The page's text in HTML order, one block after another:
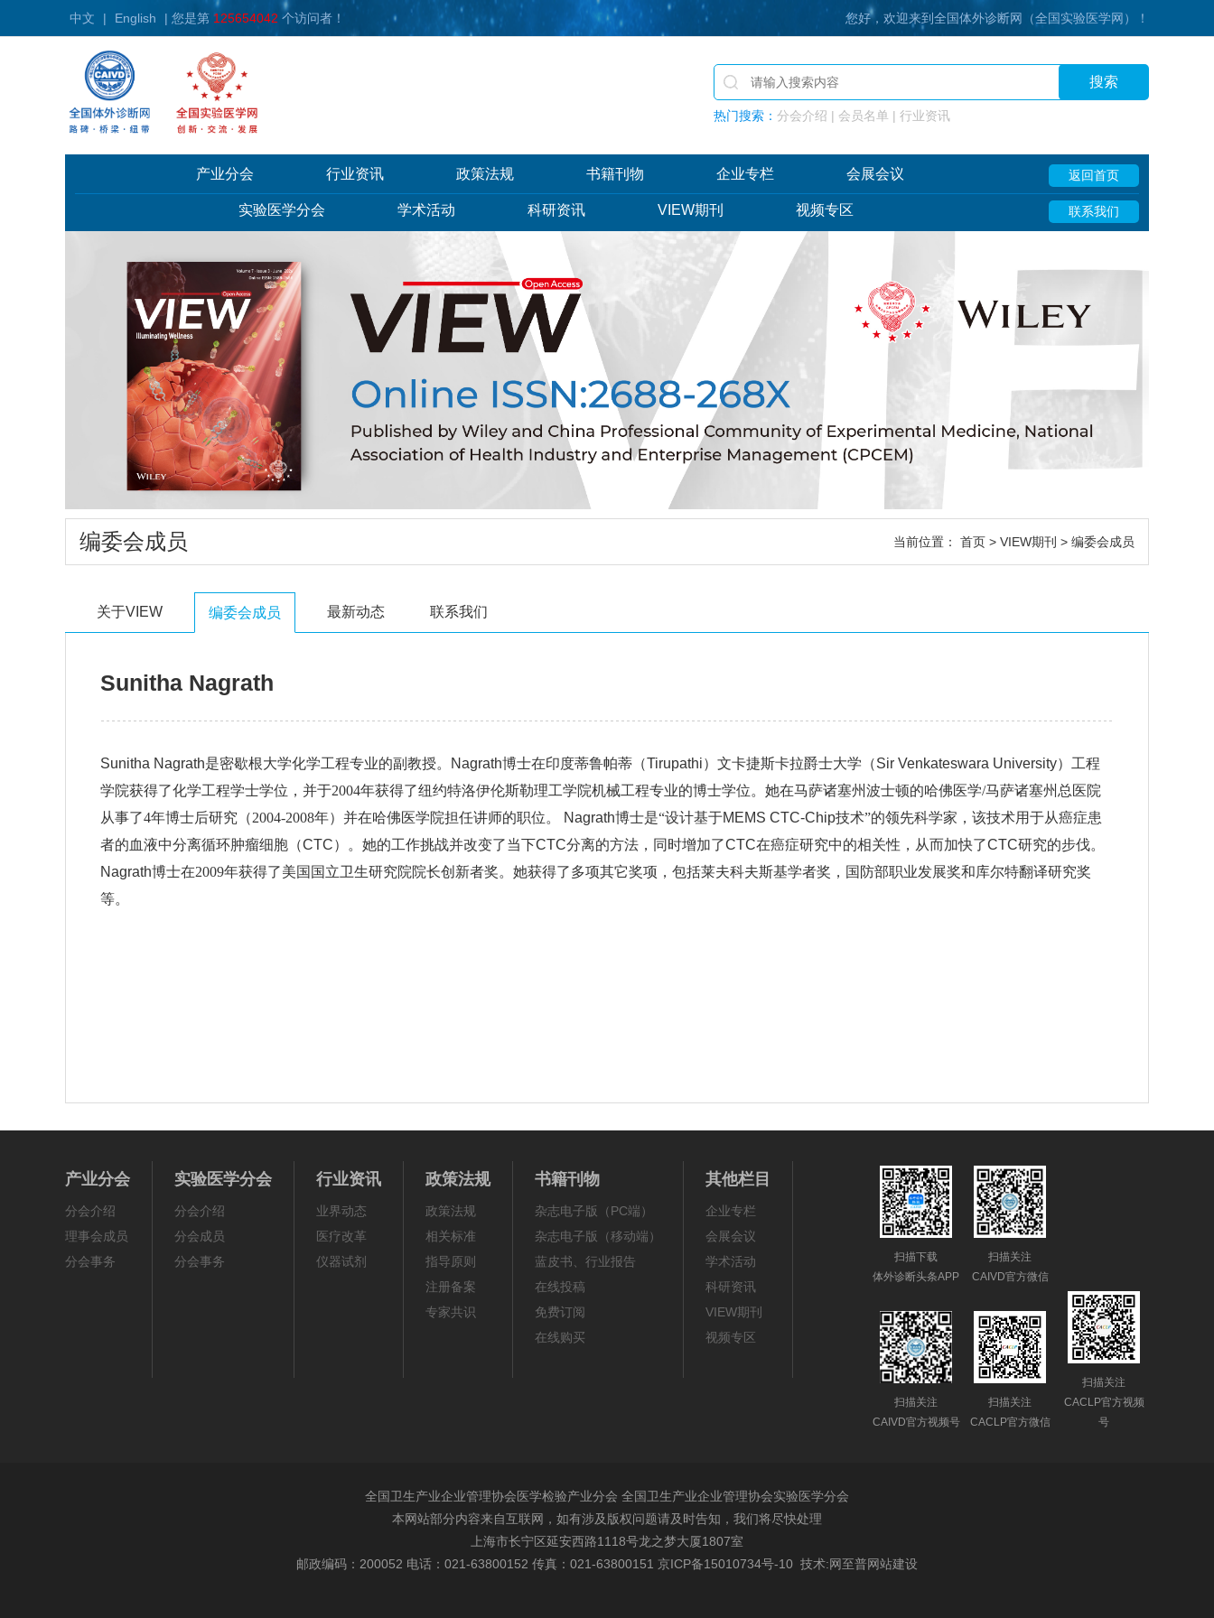
中文 | English | 您是第 125654042 个访问者！ 您好，欢迎来到全国体外诊断网（全国实验医学网）！
搜索
热门搜索： 分会介绍 | 会员名单 | 行业资讯
产业分会 行业资讯 政策法规 书籍刊物 企业专栏 会展会议 返回首页
实验医学分会 学术活动 科研资讯 VIEW期刊 视频专区 联系我们
编委会成员 当前位置： 首页 > VIEW期刊 > 编委会成员
关于VIEW 编委会成员 最新动态 联系我们
Sunitha Nagrath
Sunitha Nagrath是密歇根大学化学工程专业的副教授。 Nagrath博士在印度蒂鲁帕蒂 （Tirupathi） 文卡捷斯卡拉爵士大学 （Sir Venkateswara University） 工程
学院获得了化学工程学士学位，并于2004年获得了纽约特洛伊伦斯勒理工学院机械工程专业的博士学位。她在马萨诸塞州波士顿的哈佛医学/马萨诸塞州总医院
从事了4年博士后研究（2004-2008年）并在哈佛医学院担任讲师的职位。
Nagrath博士是“设计基于MEMS CTC-Chip技术”的领先科学家，该技术用于从癌症患
者的血液中分离循环肿瘤细胞 （CTC） 。她的工作挑战并改变了当下CTC分离的方法，同时增加了CTC在癌症研究中的相关性，从而加快了CTC研究的步伐。
Nagrath博士在2009年获得了美国国立卫生研究院院长创新者奖。她获得了多项其它奖项，包括莱夫科夫斯基学者奖，国防部职业发展奖和库尔特翻译研究奖
等。
产业分会
分会介绍
理事会成员
分会事务
实验医学分会
分会介绍
分会成员
分会事务
行业资讯
业界动态
医疗改革
仪器试剂
政策法规
政策法规
相关标准
指导原则
注册备案
专家共识
书籍刊物
杂志电子版（PC端）
杂志电子版（移动端）
蓝皮书、行业报告
在线投稿
免费订阅
在线购买
其他栏目
企业专栏
会展会议
学术活动
科研资讯
VIEW期刊
视频专区
扫描下载
体外诊断头条APP
扫描关注
CAIVD官方微信
扫描关注
CAIVD官方视频号
扫描关注
CACLP官方微信
扫描关注
CACLP官方视频
号
全国卫生产业企业管理协会医学检验产业分会 全国卫生产业企业管理协会实验医学分会
本网站部分内容来自互联网，如有涉及版权问题请及时告知，我们将尽快处理
上海市长宁区延安西路1118号龙之梦大厦1807室
邮政编码：200052 电话：021-63800152 传真：021-63800151 京ICP备15010734号-10 技术:网至普网站建设